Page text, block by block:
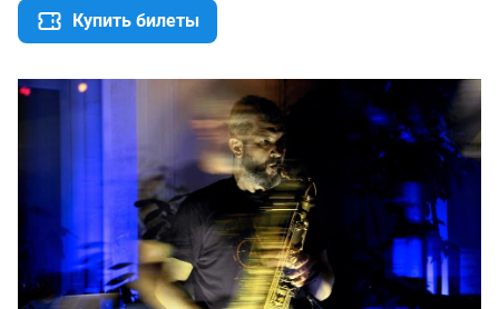
Купить билеты